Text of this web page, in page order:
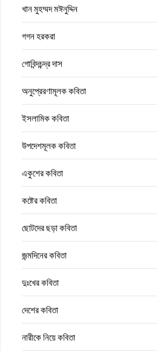
খান মুহম্মদ মঈনুদ্দিন
গগন হরকরা
গোবিন্দচন্দ্র দাস
অনুপ্রেরণামূলক কবিতা
ইসলামিক কবিতা
উপদেশমূলক কবিতা
একুশের কবিতা
কষ্টের কবিতা
ছোটদের ছড়া কবিতা
জন্মদিনের কবিতা
দুঃখের কবিতা
দেশের কবিতা
নারীকে নিয়ে কবিতা